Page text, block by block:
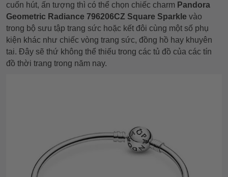
cuốn hút, ấn tượng thì có thể chọn chiếc charm Pandora
Geometric Radiance 796206CZ Square Sparkle vào
trong bộ sưu tập trang sức hoặc kết đôi cùng một số phụ
kiện khác như chiếc vòng trang sức, đồng hồ hay khuyên
tai. Đây sẽ thứ không thể thiếu trong các tủ đồ của các tín
đồ thời trang trong năm nay.